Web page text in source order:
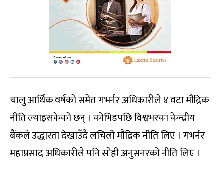
चालु आर्थिक वर्षको समेत गभर्नर अधिकारीले ४ वटा मौद्रिक
नीति ल्याइसकेको छन् । कोभिडपछि विश्वभरका केन्द्रीय
बैंकले उद्धारता देखाउँदै लचिलो मौद्रिक नीति लिए । गभर्नर
महाप्रसाद अधिकारीले पनि सोही अनुसनरको नीति लिए ।